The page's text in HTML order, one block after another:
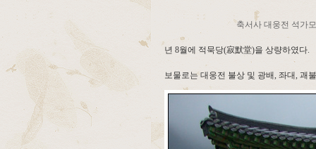
축서사 대웅전 석가
년 8월에 적묵당(寂默堂)을 상량하였다.
보물로는 대웅전 불상 및 광배, 좌대, 괘